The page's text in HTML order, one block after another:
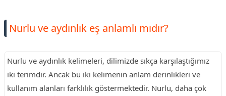
Nurlu ve aydınlık eş anlamlı mıdır?
Nurlu ve aydınlık kelimeleri, dilimizde sıkça karşılaştığımız
iki terimdir. Ancak bu iki kelimenin anlam derinlikleri ve
kullanım alanları farklılık göstermektedir. Nurlu, daha çok